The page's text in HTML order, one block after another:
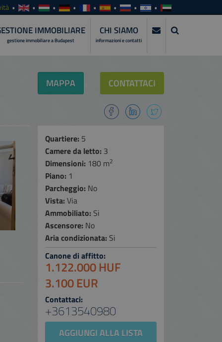
IMMOBILIARE
gestione immobiliare a Budapest
CHI SIAMO
informazioni e contatti
MAPPA CONTATTACI
Quartiere: 5
Camere da letto: 3
Dimensioni: 180 m2
Piano: 1
Parcheggio: No
Vista: Via
Ammobiliato: Si
Ascensore: No
Aria condizionata: Si
Canone di affitto:
1.122.000 HUF
3.100 EUR
Contattaci:
+3613540980
AGGIUNGI ALLA LISTA